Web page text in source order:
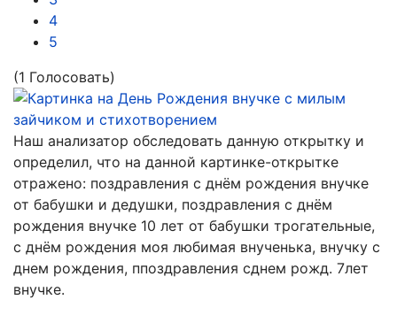
4
5
(1 Голосовать)
Наш анализатор обследовать данную открытку и
определил, что на данной картинке-открытке
отражено: поздравления с днём рождения внучке
от бабушки и дедушки, поздравления с днём
рождения внучке 10 лет от бабушки трогательные,
с днём рождения моя любимая внученька, внучку с
днем рождения, ппоздравления сднем рожд. 7лет
внучке.